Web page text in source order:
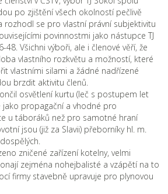
po zjištění všech okolností pečlivě
rozhodl se pro vlastní právní subjektivitu
povinnostmi jako nástupce TJ
48. Všichni výboři, ale i členové věří, že
vlastního rozkvětu a možností, které
vlastními silami a žádné nadřízené
brzdit aktivitu členů.
osvětlení kurtu (leč s postupem let
jako propagační a vhodné pro
u táboráků než pro samotné hraní
jsou (již za Slavii) přeborníky hl. m.
zničené zařízení kotelny, velmi
zejména nohejbalisté a vzápětí na to
firmy stavebně upravuje pro plynovou